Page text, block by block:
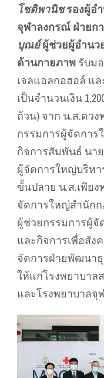
โชติพานิชรองผู้อ
จุฬาลงกรณ์ ฝ่ายก
บุณย์ผู้ช่วยผู้อำนว
ด้านกายภาพ รับม
เจลแอลกอฮอล์ แล
เป็นจำนวนเงิน
ถ้วน) จาก น.ส.ดว
กรรมการผู้จัดกา
กิจการสัมพันธ์ นา
ผู้จัดการใหญ่บริห
ขั้นปลาย น.ส.เพีย
จัดการใหญ่สำนักก
ผู้ช่วยกรรมการผู้จั
และกิจการเพื่อสัง
จัดการฝ่ายพัฒนา
ให้แก่โรงพยาบา
และโรงพยาบาล